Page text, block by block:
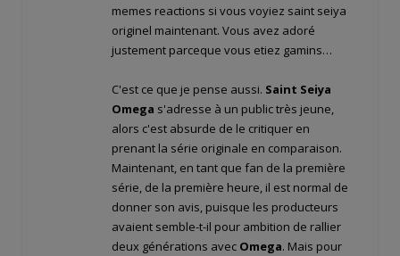
memes reactions si vous voyiez saint seiya
originel maintenant. Vous avez adoré
justement parceque vous etiez gamins…
C'est ce que je pense aussi. Saint Seiya
Omega s'adresse à un public très jeune,
alors c'est absurde de le critiquer en
prenant la série originale en comparaison.
Maintenant, en tant que fan de la première
série, de la première heure, il est normal de
donner son avis, puisque les producteurs
avaient semble-t-il pour ambition de rallier
deux générations avec Omega. Mais pour